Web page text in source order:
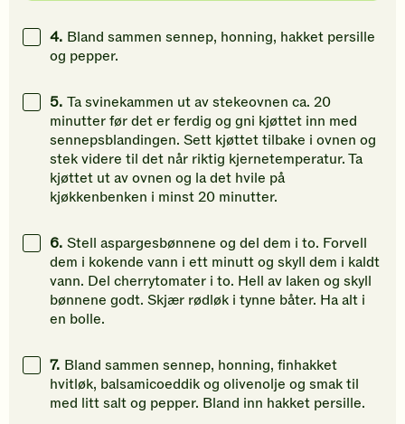
4. Bland sammen sennep, honning, hakket persille
og pepper.
5. Ta svinekammen ut av stekeovnen ca. 20
minutter før det er ferdig og gni kjøttet inn med
sennepsblandingen. Sett kjøttet tilbake i ovnen og
stek videre til det når riktig kjernetemperatur. Ta
kjøttet ut av ovnen og la det hvile på
kjøkkenbenken i minst 20 minutter.
6. Stell aspargesbønnene og del dem i to. Forvell
dem i kokende vann i ett minutt og skyll dem i kaldt
vann. Del cherrytomater i to. Hell av laken og skyll
bønnene godt. Skjær rødløk i tynne båter. Ha alt i
en bolle.
7. Bland sammen sennep, honning, finhakket
hvitløk, balsamicoeddik og olivenolje og smak til
med litt salt og pepper. Bland inn hakket persille.